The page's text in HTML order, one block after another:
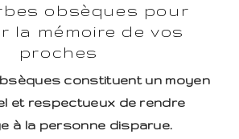
obsèques pour
la mémoire de vos
proches
constituent un moyen
et respectueux de rendre
à la personne disparue.